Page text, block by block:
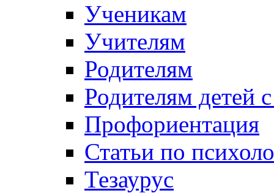
Ученикам
Учителям
Родителям
Родителям детей
Профориентация
Статьи по
Тезаурус